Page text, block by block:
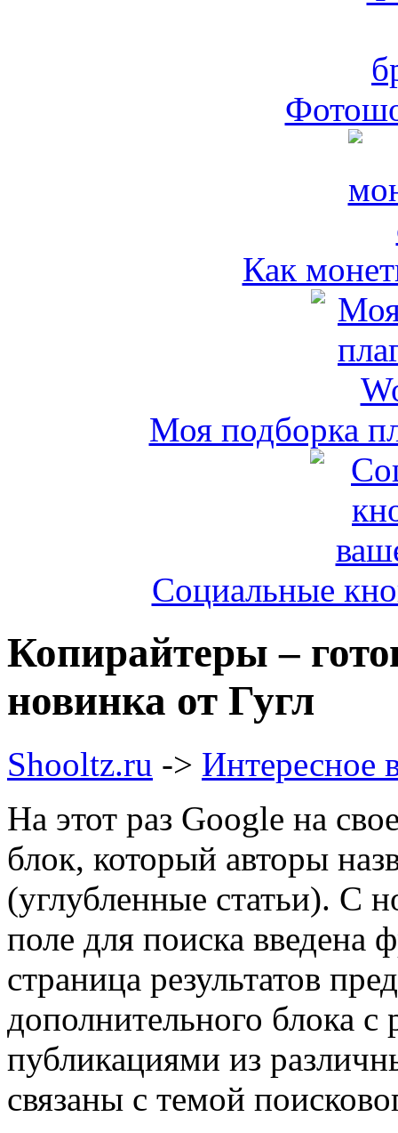
Как
Моя подборка
Социальные
Копирайтеры –
новинка от Гугл
Shooltz.ru -> Интересное
На этот раз Google на
блок, который авторы
(углубленные статьи). С
поле для поиска введена
страница результатов
дополнительного блока
публикациями из
связаны с темой